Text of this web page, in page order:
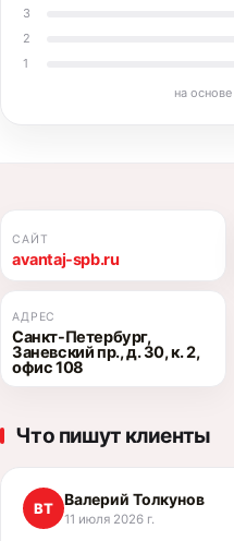
3
2
1
на основе
САЙТ
avantaj-spb.ru
АДРЕС
Санкт-Петербург,
Заневский пр., д. 30, к. 2,
офис 108
Что пишут клиенты
ВТ Валерий Толкунов
11 июля 2026 г.